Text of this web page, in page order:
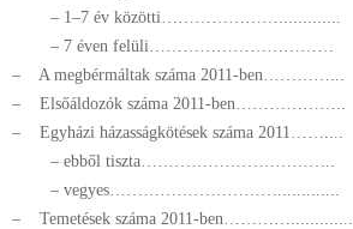
– 1–7 év közötti………………….............
– 7 éven felüli……………………………
– A megbérmáltak száma 2011-ben…………...
– Elsőáldozók száma 2011-ben………………..
– Egyházi házasságkötések száma 2011……....
– ebből tiszta……………………………..
– vegyes………………………….............
– Temetések száma 2011-ben………….............